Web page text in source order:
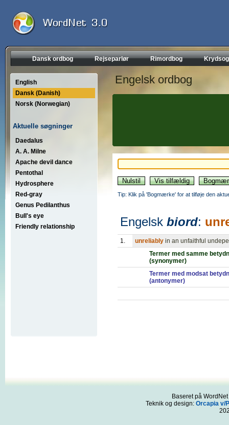
Dansk ordbog Rejseparlør Rimordbog
English
Dansk (Danish)
Norsk (Norwegian)
Aktuelle søgninger
Daedalus
A. A. Milne
Apache devil dance
Pentothal
Hydrosphere
Red-gray
Genus Pedilanthus
Bull's eye
Friendly relationship
Engelsk ordbog
Tip: Klik på 'Bogmærke' for at tilføje den
Engelsk biord:
1. unreliably in an unfaithful
Termer med samme
(synonymer)
Termer med modsat
(antonymer)
Baseret på
Teknik og design: Orcapia v/